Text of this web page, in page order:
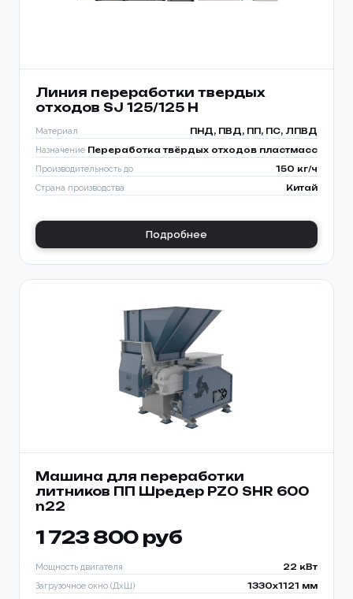
Линия переработки твердых
отходов SJ 125/125 H
Материал ПНД, ПВД, ПП, ПС, ЛПВД
Назначение Переработка твёрдых отходов пластмасс
Производительность до 150 кг/ч
Страна производства Китай
Подробнее
Машина для переработки
литников ПП Шредер PZO SHR 600
n22
1 723 800 руб
Мощность двигателя 22 кВт
Загрузочное окно (ДхШ) 1330x1121 мм